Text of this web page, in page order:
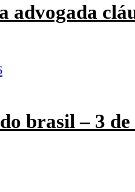
advogada
brasil – 3 de